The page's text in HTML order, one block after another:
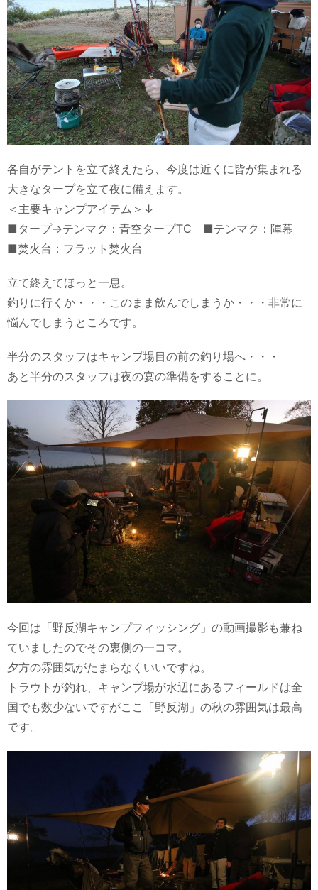
各自がテントを立て終えたら、今度は近くに皆が集まれる
大きなタープを立て夜に備えます。
＜主要キャンプアイテム＞↓
■タープ→テンマク：青空タープTC ■テンマク：陣幕
■焚火台：フラット焚火台
立て終えてほっと一息。
釣りに行くか・・・このまま飲んでしまうか・・・非常に
悩んでしまうところです。
半分のスタッフはキャンプ場目の前の釣り場へ・・・
あと半分のスタッフは夜の宴の準備をすることに。
今回は「野反湖キャンプフィッシング」の動画撮影も兼ね
ていましたのでその裏側の一コマ。
夕方の雰囲気がたまらなくいいですね。
トラウトが釣れ、キャンプ場が水辺にあるフィールドは全
国でも数少ないですがここ「野反湖」の秋の雰囲気は最高
です。